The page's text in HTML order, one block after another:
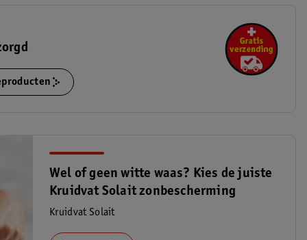
Wel of geen witte waas? Kies de juiste
Kruidvat Solait zonbescherming
Kruidvat Solait